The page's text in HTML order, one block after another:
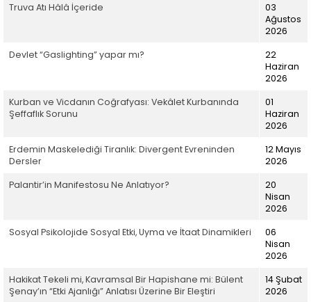
Truva Atı Hâlâ İçeride
03
Ağustos
2026
Devlet “Gaslighting” yapar mı?
22
Haziran
2026
Kurban ve Vicdanın Coğrafyası: Vekâlet Kurbanında
Şeffaflık Sorunu
01
Haziran
2026
Erdemin Maskelediği Tiranlık: Divergent Evreninden
Dersler
12 Mayıs
2026
Palantir’in Manifestosu Ne Anlatıyor?
20
Nisan
2026
Sosyal Psikolojide Sosyal Etki, Uyma ve İtaat Dinamikleri
06
Nisan
2026
Hakikat Tekeli mi, Kavramsal Bir Hapishane mi: Bülent
Şenay’ın “Etki Ajanlığı” Anlatısı Üzerine Bir Eleştiri
14 Şubat
2026